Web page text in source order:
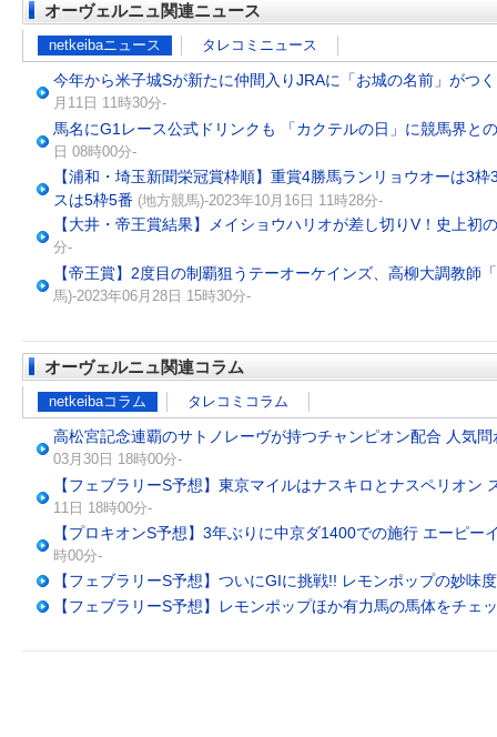
オーヴェルニュ関連ニュース
netkeibaニュース タレコミニュース
今年から米子城Sが新たに仲間入りJRAに「お城の名前」がつ
月11日 11時30分-
馬名にG1レース公式ドリンクも 「カクテルの日」に競馬界と
日 08時00分-
【浦和・埼玉新聞栄冠賞枠順】重賞4勝馬ランリョウオーは3
スは5枠5番 (地方競馬)-2023年10月16日 11時28分-
【大井・帝王賞結果】メイショウハリオが差し切りV！史上初
分-
【帝王賞】2度目の制覇狙うテーオーケインズ、高柳大調教師
馬)-2023年06月28日 15時30分-
オーヴェルニュ関連コラム
netkeibaコラム タレコミコラム
高松宮記念連覇のサトノレーヴが持つチャンピオン配合 人気
03月30日 18時00分-
【フェブラリーS予想】東京マイルはナスキロとナスペリオン
11日 18時00分-
【プロキオンS予想】3年ぶりに中京ダ1400での施行 エーピー
時00分-
【フェブラリーS予想】ついにGIに挑戦!! レモンポップの妙味
【フェブラリーS予想】レモンポップほか有力馬の馬体をチェ